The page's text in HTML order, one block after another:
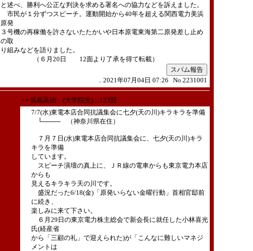
と述べ、勝利へ公正な判決を求める署名への協力などを訴えました。
市民が１分ずつスピーチ。運動開始から40年を超える関西電力美浜
原発
３号機の再稼働を許さないたたかいや日本原電東海第二原発差し止め
の取
り組みなどを語りました。
（６月20日 12面より了承を得て転載）
スパム報告
.. 2021年07月04日 07:26 No.2231001
++ 浜島高治 (大学院生)…123回
7/7(水)東電本店合同抗議集会に七夕(天の川)キラキラを準備
└──── （神奈川県在住）
７月７日(水)東電本店合同抗議集会に、七夕(天の川)キラ
キラを準備
しています。
スピーチ演壇の真上に、ＪＲ線の電車からも東京電力本店
からも
見えるキラキラ天の川です。
盛況だった6/18(金)「原発いらない金曜行動」首相官邸前
に続き、
楽しみに来て下さい。
６月29日の東京電力株主総会で新会長に就任した小林喜光
氏(経産省
から「三顧の礼」で迎えられた)が「こんなに難しいマネジ
メントは